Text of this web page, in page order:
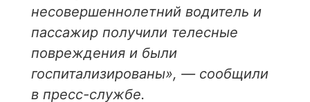
несовершеннолетний водитель и
пассажир получили телесные
повреждения и были
госпитализированы», — сообщили
в пресс-службе.